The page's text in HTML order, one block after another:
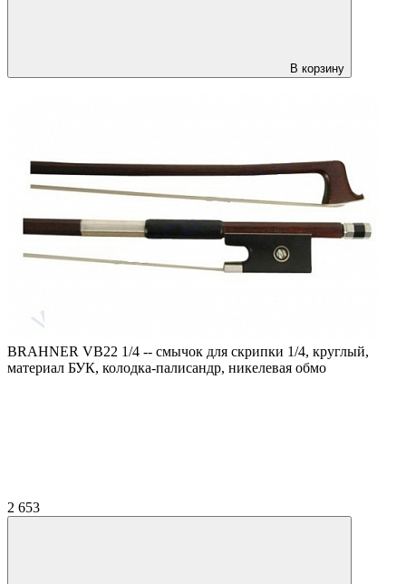
В корзину
BRAHNER VB22 1/4 -- смычок для скрипки 1/4, круглый,
материал БУК, колодка-палисандр, никелевая обмо
2 653